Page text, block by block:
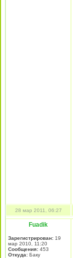
28 мар 2011, 06:27
Fuadik
Зарегистрирован: 19
мар 2010, 11:20
Сообщения: 453
Откуда: Баку